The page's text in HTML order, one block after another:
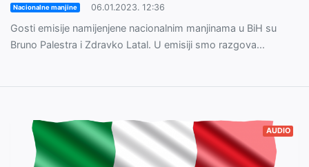
Nacionalne manjine 06.01.2023. 12:36
Gosti emisije namijenjene nacionalnim manjinama u BiH su
Bruno Palestra i Zdravko Latal. U emisiji smo razgova...
AUDIO